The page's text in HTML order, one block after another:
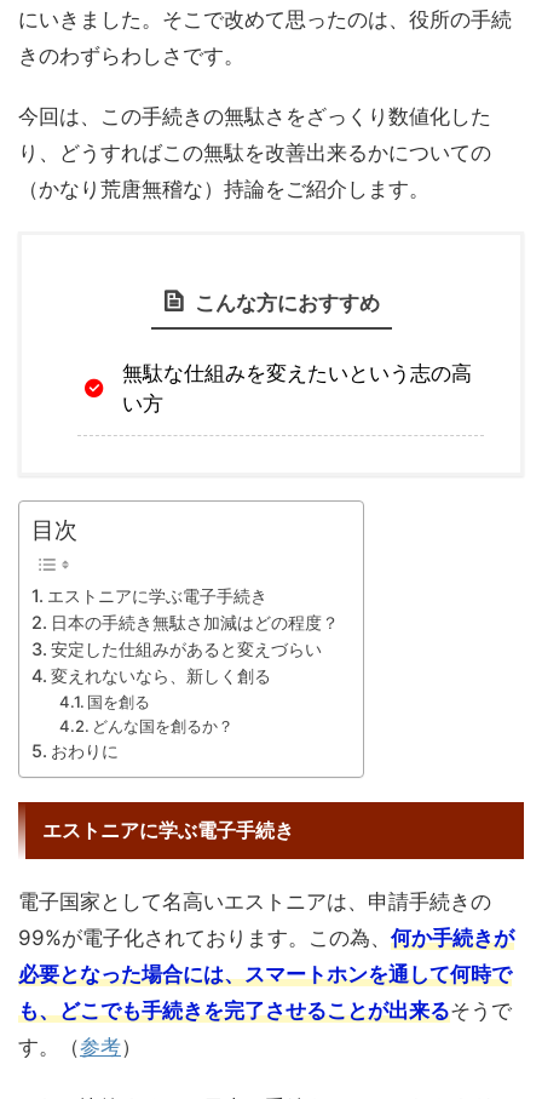
にいきました。そこで改めて思ったのは、役所の手続
きのわずらわしさです。
今回は、この手続きの無駄さをざっくり数値化した
り、どうすればこの無駄を改善出来るかについての
（かなり荒唐無稽な）持論をご紹介します。
こんな方におすすめ
無駄な仕組みを変えたいという志の高
い方
目次
エストニアに学ぶ電子手続き
日本の手続き無駄さ加減はどの程度？
安定した仕組みがあると変えづらい
変えれないなら、新しく創る
国を創る
どんな国を創るか？
おわりに
エストニアに学ぶ電子手続き
電子国家として名高いエストニアは、申請手続きの
99%が電子化されております。この為、 何か手続きが
必要となった場合には、スマートホンを通して何時で
も、どこでも手続きを完了させることが出来るそうで
す。（参考）